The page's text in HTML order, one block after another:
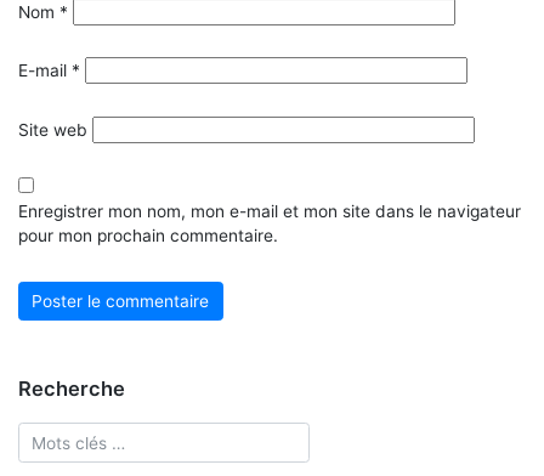
Nom *
E-mail *
Site web
Enregistrer mon nom, mon e-mail et mon site dans le navigateur
pour mon prochain commentaire.
Recherche